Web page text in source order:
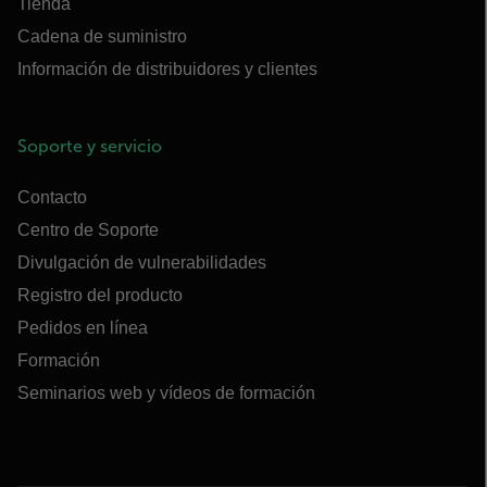
Tienda
Cadena de suministro
Información de distribuidores y clientes
Soporte y servicio
Contacto
Centro de Soporte
Divulgación de vulnerabilidades
Registro del producto
Pedidos en línea
Formación
Seminarios web y vídeos de formación